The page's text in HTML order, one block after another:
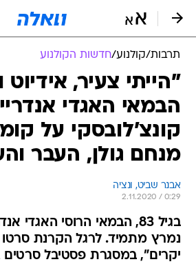
תרבות/קולנוע/חדשות הקולנוע
"הייתי צעיר,
הבמאי האגדי אנדריי
קונצ'לובסקי על
מנחם גולן, העבר
אבנר שביט, ונציה
2.11.2020 / 0:29
בגיל 83, הבמאי הרוסי האגדי
נמרץ מתמיד. לרגל הקרנת סרטו
יקרים", במסגרת פסטיבל